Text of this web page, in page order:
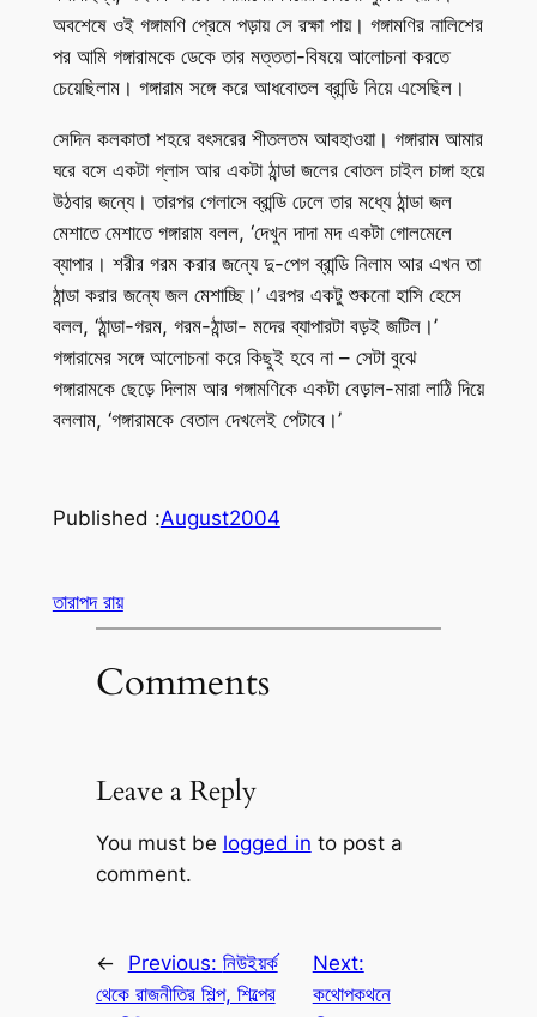
অবশেষে ওই গঙ্গামণি প্রেমে পড়ায় সে রক্ষা পায়। গঙ্গামণির নালিশের
পর আমি গঙ্গারামকে ডেকে তার মত্ততা-বিষয়ে আলোচনা করতে
চেয়েছিলাম। গঙ্গারাম সঙ্গে করে আধবোতল ব্রান্ডি নিয়ে এসেছিল।
সেদিন কলকাতা শহরে বৎসরের শীতলতম আবহাওয়া। গঙ্গারাম আমার
ঘরে বসে একটা গ্লাস আর একটা ঠান্ডা জলের বোতল চাইল চাঙ্গা হয়ে
উঠবার জন্যে। তারপর গেলাসে ব্রান্ডি ঢেলে তার মধ্যে ঠান্ডা জল
মেশাতে মেশাতে গঙ্গারাম বলল, ‘দেখুন দাদা মদ একটা গোলমেলে
ব্যাপার। শরীর গরম করার জন্যে দু-পেগ ব্রান্ডি নিলাম আর এখন তা
ঠান্ডা করার জন্যে জল মেশাচ্ছি।’ এরপর একটু শুকনো হাসি হেসে
বলল, ‘ঠান্ডা-গরম, গরম-ঠান্ডা- মদের ব্যাপারটা বড়ই জটিল।’
গঙ্গারামের সঙ্গে আলোচনা করে কিছুই হবে না – সেটা বুঝে
গঙ্গারামকে ছেড়ে দিলাম আর গঙ্গামণিকে একটা বেড়াল-মারা লাঠি দিয়ে
বললাম, ‘গঙ্গারামকে বেতাল দেখলেই পেটাবে।’
Published :August2004
তারাপদ রায়
Comments
Leave a Reply
You must be logged in to post a
comment.
← Previous: নিউইয়র্ক
থেকে রাজনীতির শিল্প, শিল্পের
Next:
কথোপকথনে